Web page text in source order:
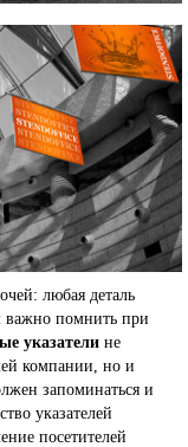
любая деталь
важно помнить при
указатели не
компании, но и
запоминаться и
указателей
посетителей